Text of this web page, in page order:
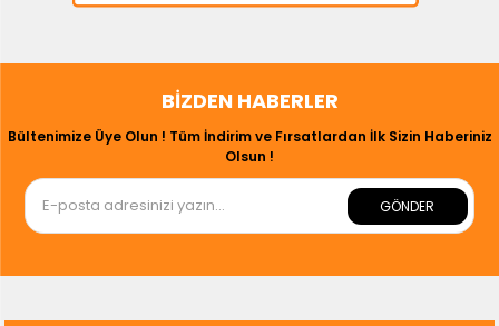
BIZDEN HABERLER
Bültenimize Üye Olun ! Tüm İndirim ve Fırsatlardan İlk Sizin Haberiniz
Olsun !
GÖNDER